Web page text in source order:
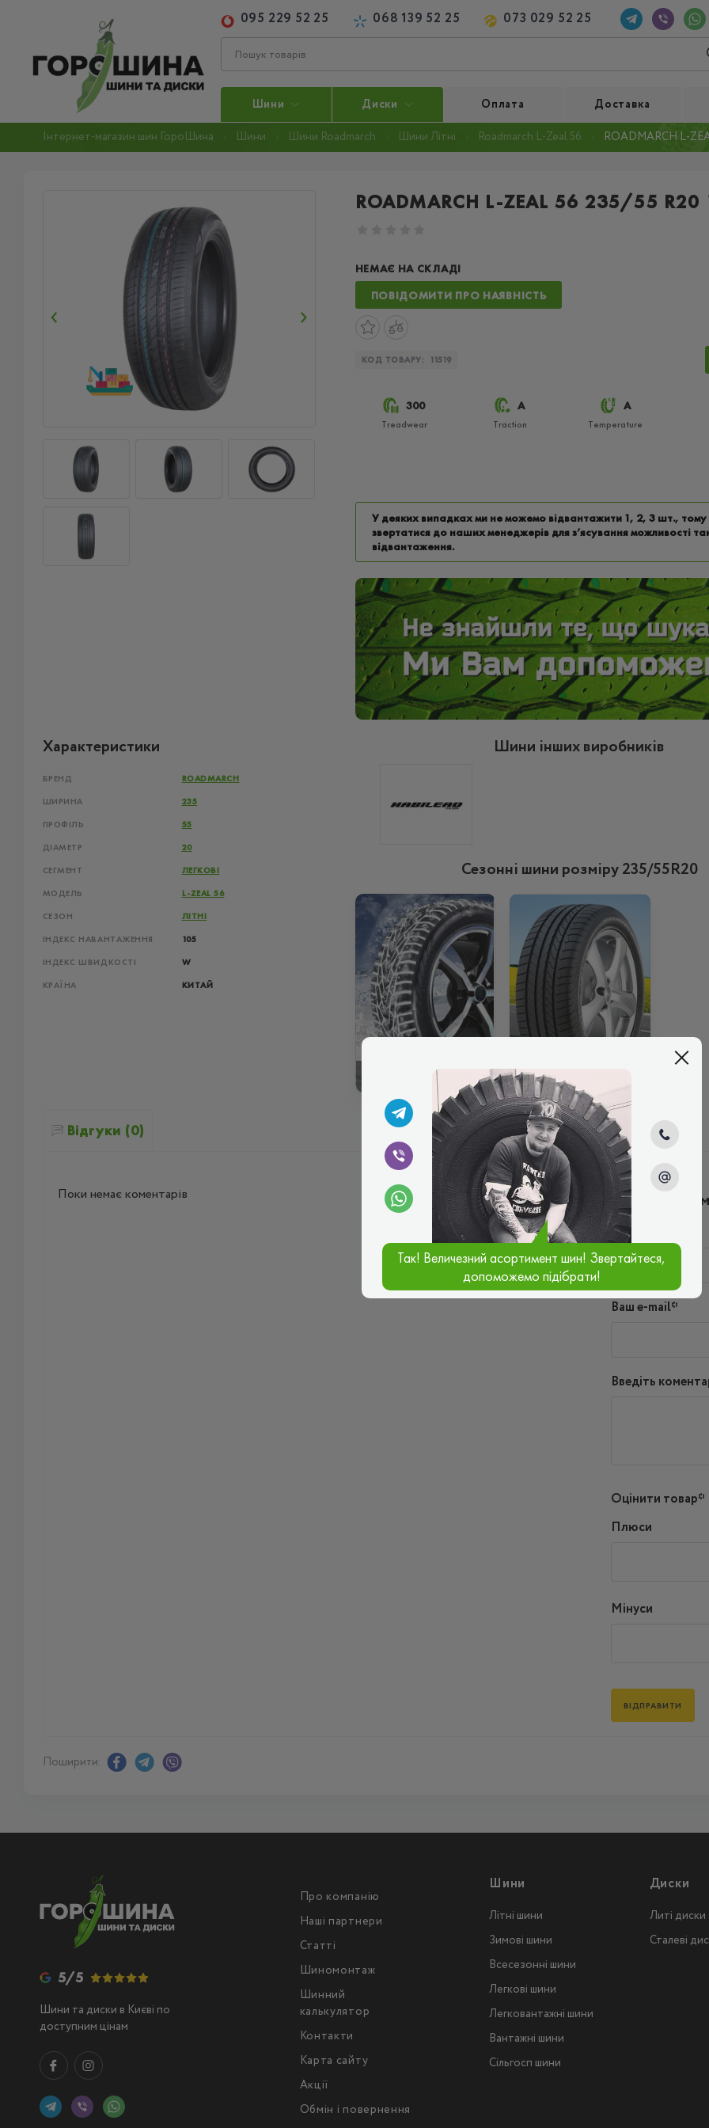
095 229 52 25 068 139 52 25 073 029 52 25
Шини Диски Оплата Доставка
Інтернет-магазин шин ГороШина Шини Шини Roadmarch Шини Літні Roadmarch L-Zeal 56 ROADMARCH L-
ROADMARCH L-ZEAL 56 235/55 R20
НЕМАЄ НА СКЛАДІ
ПОВІДОМИТИ ПРО НАЯВНІСТЬ
КОД ТОВАРУ: 11519
300
Treadwear
A
Traction
A
Temperature
У деяких випадках ми не можемо відвантажити 1, 2, 3 шт.,
звертатися до наших менеджерів для з’ясування можливості
відвантаження.
Характеристики
БРЕНД ROADMARCH
ШИРИНА 235
ПРОФІЛЬ 55
ДІАМЕТР 20
СЕГМЕНТ ЛЕГКОВІ
МОДЕЛЬ L-ZEAL 56
СЕЗОН ЛІТНІ
ІНДЕКС НАВАНТАЖЕННЯ 105
ІНДЕКС ШВИДКОСТІ W
КРАЇНА КИТАЙ
Шини інших виробників
Сезонні шини розміру 235/55R20
ЗИМОВІ
Відгуки (0)
Поки немає коментарів Написати
Ім'я*
Ваш e-mail*
Введіть
Оцінити товар*
Плюси
Мінуси
Поширити:
5/5
Шини та диски в Києві по
доступним цінам
Про компанію
Наші партнери
Статті
Шиномонтаж
Шинний
калькулятор
Контакти
Карта сайту
Акції
Обмін і повернення
Шини
Літні шини
Зимові шини
Всесезонні шини
Легкові шини
Легковантажнi шини
Вантажнi шини
Сільгосп шини
Диски
Литі диски
Сталеві
Так! Величезний асортимент шин! Звертайтеся,
допоможемо підібрати!